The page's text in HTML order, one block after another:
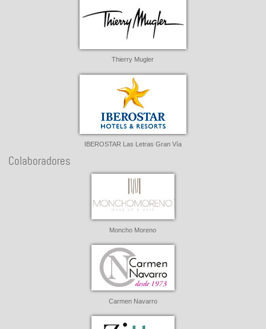
Thierry Mugler
IBEROSTAR Las Letras Gran Vía
Colaboradores
Moncho Moreno
Carmen Navarro